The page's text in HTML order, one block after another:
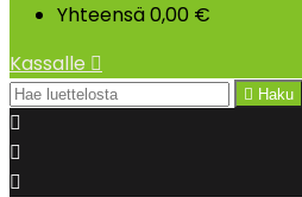
Yhteensä0,00 €
Kassalle 
 Haku


